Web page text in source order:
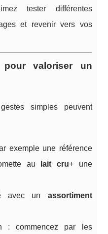
tester différentes
et revenir vers vos
pour valoriser un
simples peuvent
exemple une référence
au lait cru+ une
avec un assortiment
: commencez par les